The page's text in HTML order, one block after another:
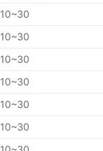
10~30
10~30
10~30
10~30
10~30
10~30